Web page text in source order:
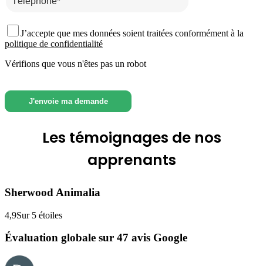
J’accepte que mes données soient traitées conformément à la
politique de confidentialité
Vérifions que vous n'êtes pas un robot
Les témoignages de nos
apprenants
Sherwood Animalia
4,9Sur 5 étoiles
Évaluation globale sur 47 avis Google